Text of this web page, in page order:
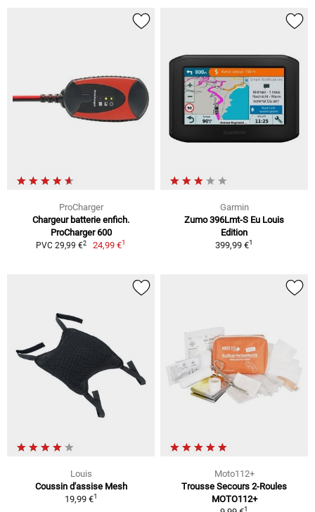
ProCharger
Chargeur batterie enfich.
ProCharger 600
PVC 29,99 €2 24,99 €1
Garmin
Zumo 396Lmt-S Eu Louis
Edition
399,99 €1
Louis
Coussin d'assise Mesh
19,99 €1
Moto112+
Trousse Secours 2-Roules
MOTO112+
1